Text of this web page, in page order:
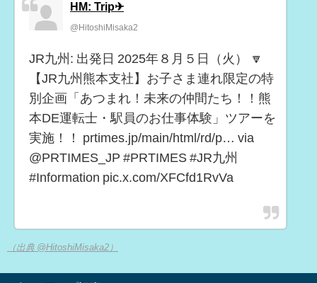
HM: Trip✈
@HitoshiMisaka2
JR九州: 出発日 2025年８月５日（火） 🔽
【JR九州熊本支社】お子さま連れ限定の特
別企画「あつまれ！未来の仲間たち！！熊
本DE運転士・駅員のお仕事体験」ツアーを
実施！！ prtimes.jp/main/html/rd/p… via
@PRTIMES_JP #PRTIMES #JR九州
#Information pic.x.com/XFCfd1RvVa
（出典 @HitoshiMisaka2）